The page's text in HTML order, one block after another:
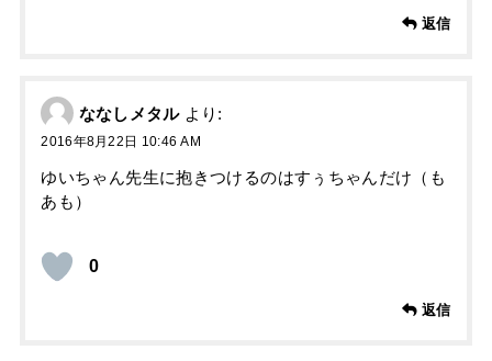
返信
ななしメタル より:
2016年8月22日 10:46 AM
ゆいちゃん先生に抱きつけるのはすぅちゃんだけ（も
あも）
0
返信